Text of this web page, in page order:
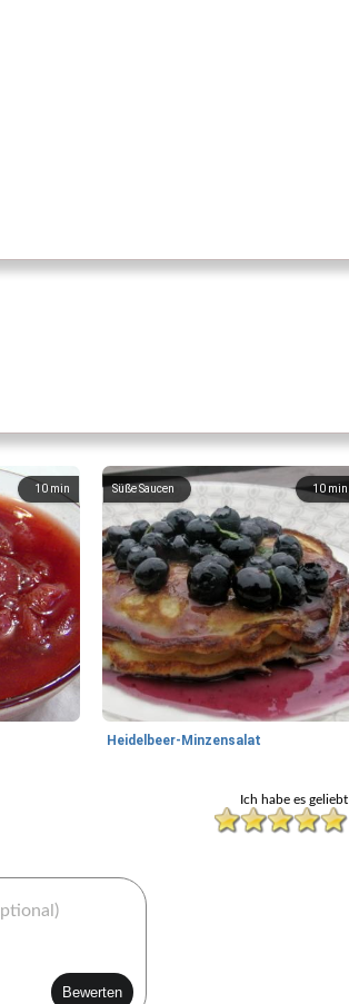
10min 10 min
Süße Saucen
Heidelbeer-Minzensalat
Ich habe es geliebt